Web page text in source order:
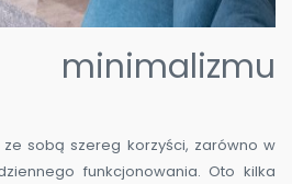
sobą szereg korzyści, zarówno w
funkcjonowania. Oto kilka